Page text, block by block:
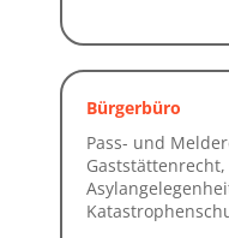
Bürgerbüro